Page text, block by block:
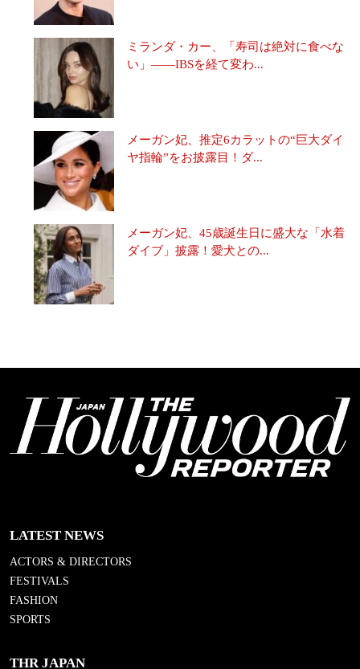
ミランダ・カー、「寿司は絶対に食べな
い」――IBSを経て変わ...
メーガン妃、推定6カラットの“巨大ダイ
ヤ指輪”をお披露目！ダ...
メーガン妃、45歳誕生日に盛大な「水着
ダイブ」披露！愛犬との...
LATEST NEWS
ACTORS & DIRECTORS
FESTIVALS
FASHION
SPORTS
THR JAPAN